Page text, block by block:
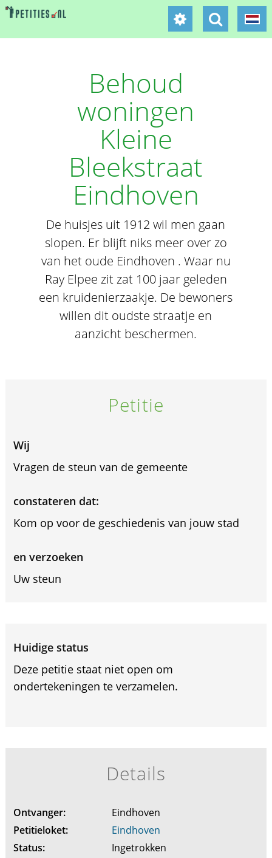
Behoud
woningen
Kleine
Bleekstraat
Eindhoven
De huisjes uit 1912 wil men gaan
slopen. Er blijft niks meer over zo
van het oude Eindhoven . Waar nu
Ray Elpee zit zat 100 jaar geleden
een kruidenierzaakje. De bewoners
willen dit oudste straatje en
aanzicht beschermen.
Petitie
Wij
Vragen de steun van de gemeente
constateren dat:
Kom op voor de geschiedenis van jouw stad
en verzoeken
Uw steun
Huidige status
Deze petitie staat niet open om
ondertekeningen te verzamelen.
Details
Ontvanger:
Eindhoven
Petitieloket:
Eindhoven
Status:
Ingetrokken